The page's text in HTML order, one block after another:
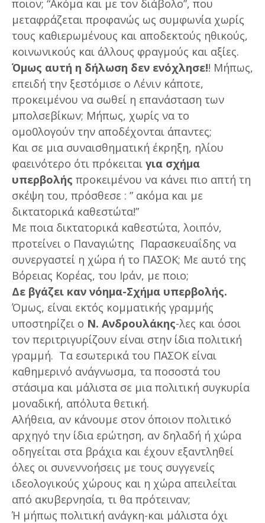
ποιον; “Ακόμα και με τον διάβολο”, που
μεταφράζεται προφανώς ως συμφωνία χωρίς
τους καθιερωμένους και αποδεκτούς ηθικούς,
κοινωνικούς και άλλους φραγμούς και αξίες.
Όμως αυτή η δήλωση δεν ενόχλησε!! Μήπως,
επειδή την ξεστόμισε ο Λένιν κάποτε,
προκειμένου να σωθεί η επανάσταση των
μπολσεβίκων; Μήπως, χωρίς να το
ομο0λογούν την αποδέχονται άπαντες;
Και σε μια συναισθηματική έκρηξη, ηλίου
φαεινότερο ότι πρόκειται για σχήμα
υπερβολής προκειμένου να κάνει πιο απτή τη
σκέψη του, πρόσθεσε : ” ακόμα και με
δικτατορικά καθεστώτα!”
Με ποια δικτατορικά καθεστώτα, λοιπόν,
προτείνει ο Παναγιώτης Παρασκευαΐδης να
συνεργαστεί η χώρα ή το ΠΑΣΟΚ; Με αυτό της
Βόρειας Κορέας, του Ιράν, με ποιο;
Δε βγάζει καν νόημα-Σχήμα υπερβολής.
Όμως, είναι εκτός κομματικής γραμμής
υποστηρίζει ο Ν. Ανδρουλάκης-λες και όσοι
τον περιτριγυρίζουν είναι στην ίδια πολιτική
γραμμή. Τα εσωτερικά του ΠΑΣΟΚ είναι
καθημερινό ανάγνωσμα, τα ποσοστά του
στάσιμα και μάλιστα σε μια πολιτική συγκυρία
μοναδική, απόλυτα θετική.
Αλήθεια, αν κάνουμε στον όποιον πολιτικό
αρχηγό την ίδια ερώτηση, αν δηλαδή ή χώρα
οδηγείται στα βράχια και έχουν εξαντληθεί
όλες οι συνεννοήσεις με τους συγγενείς
ιδεολογικούς χώρους και η χώρα απειλείται
από ακυβερνησία, τι θα πρότειναν;
Ή μήπως πολιτική ανάγκη-και μάλιστα όχι